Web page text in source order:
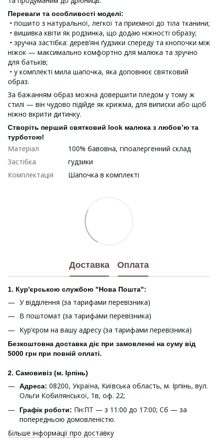
Переваги та особливості моделі:
• пошито з натуральної, легкої та приємної до тіла тканини;
• вишивка квіти як родзинка, що додаю ніжності образу;
• зручна застібка: дерев’яні ґудзики спереду та кнопочки між
ніжок — максимально комфортно для малюка та зручно
для батьків;
• у комплекті мила шапочка, яка доповнює святковий
образ.
За бажанням образ можна довершити пледом у тому ж
стилі — він чудово підійде як крижма, для виписки або щоб
ніжно вкрити дитинку.
Створіть перший святковий look малюка з любов’ю та
турботою!
Матеріал
100% бавовна, гіпоалергенний склад
Застібка
гудзики
Комплектація
Шапочка в комплекті
Доставка Оплата
1. Кур'єрською службою "Нова Пошта":
У відділення (за тарифами перевізника)
В поштомат (за тарифами перевізника)
Кур’єром на вашу адресу (за тарифами перевізника)
Безкоштовна доставка діє при замовленні на суму від
5000 грн при повній оплаті.
2. Самовивіз (м. Ірпінь)
Адреса: 08200, Україна, Київська область, м. Ірпінь, вул.
Ольги Кобилянської, 1в, оф. 22;
Графік роботи: Пн:ПТ — з 11:00 до 17:00; Сб — за
попередньою домовленістю.
Більше інформації про доставку